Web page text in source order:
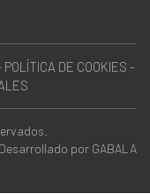
POLÍTICA DE COOKIES -
Desarrollado por GABALA